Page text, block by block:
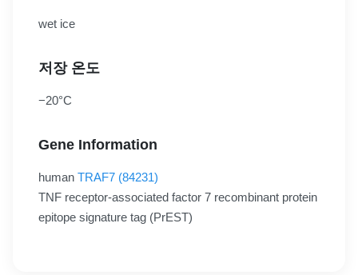
wet ice
저장 온도
−20°C
Gene Information
human TRAF7 (84231)
TNF receptor-associated factor 7 recombinant protein
epitope signature tag (PrEST)